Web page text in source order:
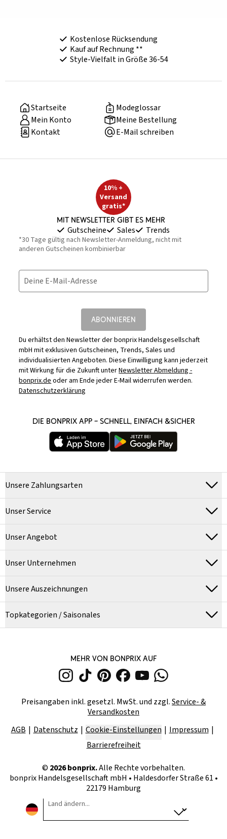
Kostenlose Rücksendung
Kauf auf Rechnung **
Style-Vielfalt in Größe 36-54
Startseite
Modeglossar
Mein Konto
Meine Bestellung
Kontakt
E-Mail schreiben
10% +
Versand
gratis*
Mit Newsletter gibt es mehr
Gutscheine Sales Trends
*30 Tage gültig nach Newsletter-Anmeldung, nicht mit
anderen Gutscheinen kombinierbar
Deine E-Mail-Adresse
ABONNIEREN
Du erhältst den Newsletter der bonprix Handelsgesellschaft
mbH mit exklusiven Gutscheinen, Trends, Sales und
individualisierten Angeboten. Diese Einwilligung kann jederzeit
mit Wirkung für die Zukunft unterNewsletter Abmeldung -
bonprix.deoder am Ende jeder E-Mail widerrufen werden.
Datenschutzerklärung
DIE BONPRIX APP – SCHNELL, EINFACH &SICHER
Unsere Zahlungsarten
Unser Service
Unser Angebot
Unser Unternehmen
Unsere Auszeichnungen
Topkategorien / Saisonales
MEHR VON BONPRIX AUF
Preisangaben inkl. gesetzl. MwSt. und zzgl.Service- &
Versandkosten
AGB
Datenschutz Cookie-Einstellungen
Impressum
Barrierefreiheit
© 2026bonprix.Alle Rechte vorbehalten.
bonprix Handelsgesellschaft mbH • Haldesdorfer Straße 61 •
22179 Hamburg
Land ändern...